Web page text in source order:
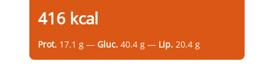
416 kcal
Prot. 17.1 g — Gluc. 40.4 g — Lip. 20.4 g